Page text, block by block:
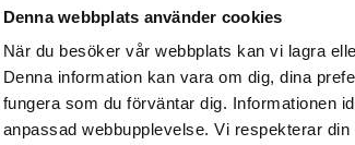
Denna webbplats använder cookies
När du besöker vår webbplats kan vi lagra
Denna information kan vara om dig, dina
fungera som du förväntar dig. Informationen
anpassad webbupplevelse. Vi respekterar
beteckna det som ett trauma. Det ska
händelse där man konfronterades
fara för någon annans liv och död för
Den upplevelse man får av den här
Och skräck är någonting annat än att